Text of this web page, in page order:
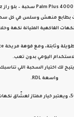
بطابع منعش وسلس في كل
الفاكهية المليانة نكهة
وثابتة، ومع فوهة مريحة Ergonomic Mouthpiece
اليومي بدون تعب.
واسعة RDL.
، ويعتبر خيار ممتاز لعشّاق